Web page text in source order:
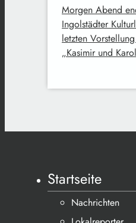
Morgen Abend
Ingolstädter
letzten
„Kasimir und
Startseite
Nachrichten